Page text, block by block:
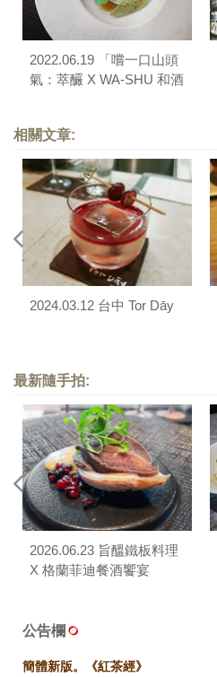
2022.06.19 「嚐一口山頭
氣：萃釅 X WA-SHU 和酒
相關文章:
2024.03.12 台中 Tor Dāy
最新隨手拍:
2026.06.23 旨醞鐵板料理
X 格蘭菲迪餐酒饗宴
公告欄
簡體新版。《紅茶經》